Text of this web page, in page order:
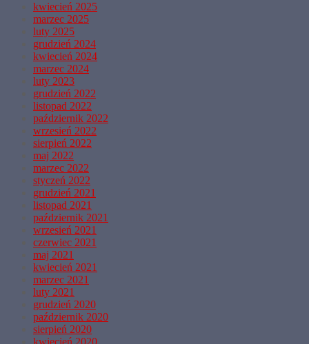
kwiecień 2025
marzec 2025
luty 2025
grudzień 2024
kwiecień 2024
marzec 2024
luty 2023
grudzień 2022
listopad 2022
październik 2022
wrzesień 2022
sierpień 2022
maj 2022
marzec 2022
styczeń 2022
grudzień 2021
listopad 2021
październik 2021
wrzesień 2021
czerwiec 2021
maj 2021
kwiecień 2021
marzec 2021
luty 2021
grudzień 2020
październik 2020
sierpień 2020
kwiecień 2020